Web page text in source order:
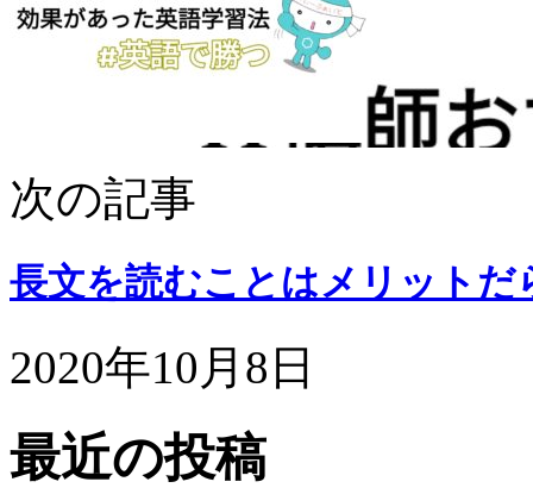
次の記事
長文を読むことはメリットだ
2020年10月8日
最近の投稿